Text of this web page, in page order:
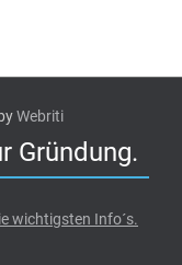
Webriti
Gründung.
wichtigsten Info´s.